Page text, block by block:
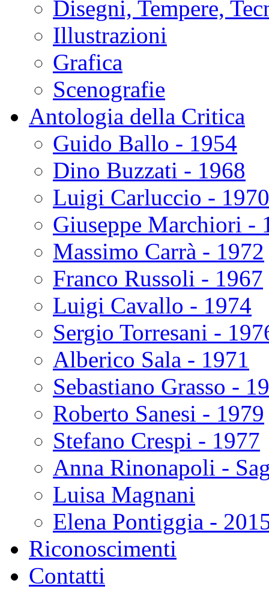
Disegni, Tempere,
Illustrazioni
Grafica
Scenografie
Antologia della Critica
Guido Ballo - 1954
Dino Buzzati - 1968
Luigi Carluccio - 1970
Giuseppe Marchiori -
Massimo Carrà - 1972
Franco Russoli - 1967
Luigi Cavallo - 1974
Sergio Torresani -
Alberico Sala - 1971
Sebastiano Grasso -
Roberto Sanesi - 1979
Stefano Crespi - 1977
Anna Rinonapoli -
Luisa Magnani
Elena Pontiggia -
Riconoscimenti
Contatti